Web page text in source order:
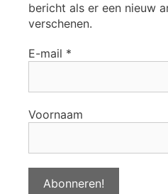
bericht als er een nieuw
verschenen.
E-mail *
Voornaam